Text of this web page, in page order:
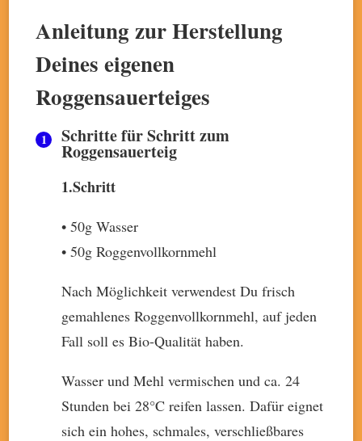
Anleitung zur Herstellung
Deines eigenen
Roggensauerteiges
Schritte für Schritt zum
Roggensauerteig
1.Schritt
• 50g Wasser
• 50g Roggenvollkornmehl
Nach Möglichkeit verwendest Du frisch
gemahlenes Roggenvollkornmehl, auf jeden
Fall soll es Bio-Qualität haben.
Wasser und Mehl vermischen und ca. 24
Stunden bei 28°C reifen lassen. Dafür eignet
sich ein hohes, schmales, verschließbares